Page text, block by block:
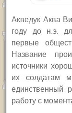
Акведук Аква
году до н.э.
первые
Название
источники
их солдатам
единственный
работу с